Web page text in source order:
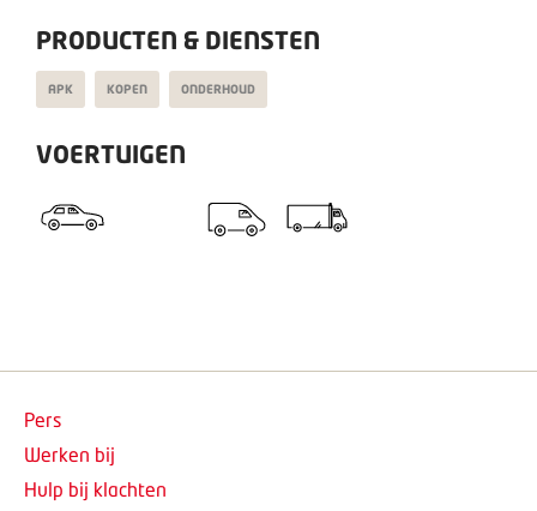
PRODUCTEN & DIENSTEN
APK KOPEN ONDERHOUD
VOERTUIGEN
Pers
Werken bij
Hulp bij klachten